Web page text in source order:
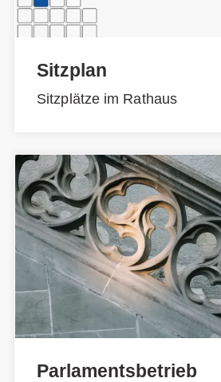
Sitzplan
Sitzplätze im Rathaus
Parlamentsbetrieb